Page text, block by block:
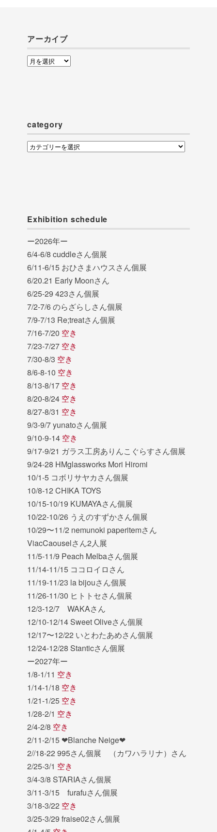
アーカイブ
ア
category
category
Exhibition schedule
ー2026年ー
6/4-6/8 cuddleさん個展
6/11-6/15 おひさまハウスさん個展
6/20.21 Early Moonさん
6/25-29 423さん個展
7/2-7/6 のらざらしさん個展
7/9-7/13 Re;treatさん個展
7/16-7/20 空き
7/23-7/27 空き
7/30-8/3 空き
8/6-8-10 空き
8/13-8/17 空き
8/20-8/24 空き
8/27-8/31 空き
9/3-9/7 yunatoさん個展
9/10-9-14 空き
9/17-9/21 ガラス工房ありんこぐらすさん個展
9/24-28 HMglassworks Mori Hiromi
10/1-5 コボリサヤカさん個展
10/8-12 CHIKA TOYS
10/15-10/19 KUMAYAさん個展
10/22-10/26 うえのすずかさん個展
10/29〜11/2 nemunoki paperitemさん
ViacCaouselさん2人展
11/5-11/9 Peach Melbaさん個展
11/14-11/15 ココロイロさん
11/19-11/23 la bijouさん個展
11/26-11/30 ヒトトセさん個展
12/3-12/7 WAKAさん
12/10-12/14 Sweet Oliveさん個展
12/17〜12/22 いとわたあめさん個展
12/24-12/28 Stanticさん個展
ー2027年ー
1/8-1/11 空き
1/14-1/18 空き
1/21-1/25 空き
1/28-2/1 空き
2/4-2/8 空き
2/11-2/15 ❤︎Blanche Neige❤︎
2//18-22 995さん個展 （カワハラリナ）さん
2/25-3/1 空き
3/4-3/8 STARIAさん個展
3/11-3/15 furafuさん個展
3/18-3/22 空き
3/25-3/29 fraise02さん個展